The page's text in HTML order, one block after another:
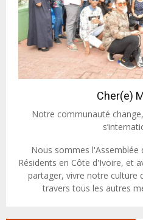
Cher(e)
Notre communauté
Nous sommes l'Assemblée
Résidents en Côte d'Ivoire, et
partager, vivre notre culture
travers tous les autres